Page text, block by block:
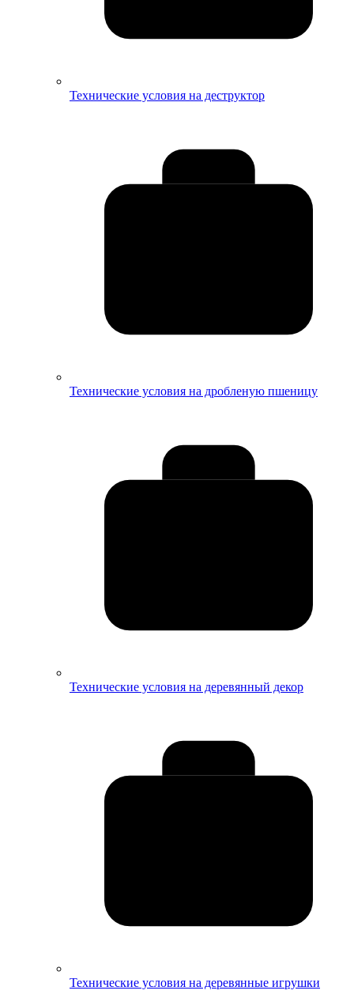
Технические условия на деструктор
Технические условия на дробленую пшеницу
Технические условия на деревянный декор
Технические условия на деревянные игрушки